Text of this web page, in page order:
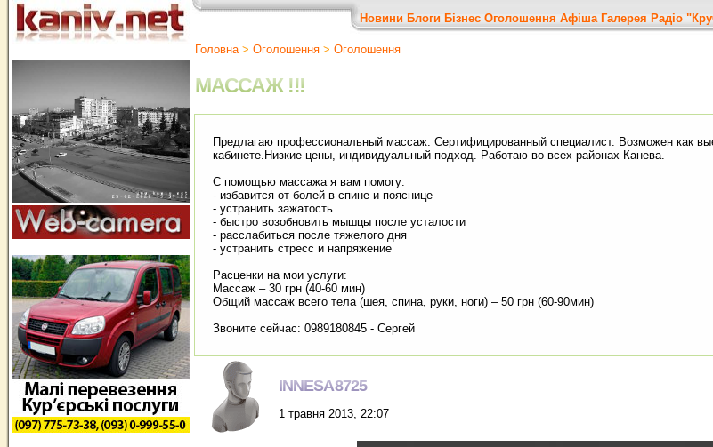
Новини Блоги Бізнес Оголошення Афіша Галерея Радіо
Головна> Оголошення > Оголошення
МАССАЖ !!!
Предлагаю профессиональный массаж. Сертифицированный специалист. Возможен как
кабинете.Низкие цены, индивидуальный подход. Работаю во всех районах Канева.
С помощью массажа я вам помогу:
- избавится от болей в спине и пояснице
- устранить зажатость
- быстро возобновить мышцы после усталости
- расслабиться после тяжелого дня
- устранить стресс и напряжение
Расценки на мои услуги:
Массаж – 30 грн (40-60 мин)
Общий массаж всего тела (шея, спина, руки, ноги) – 50 грн (60-90мин)
Звоните сейчас: 0989180845 - Сергей
INNESA8725
1 травня 2013, 22:07